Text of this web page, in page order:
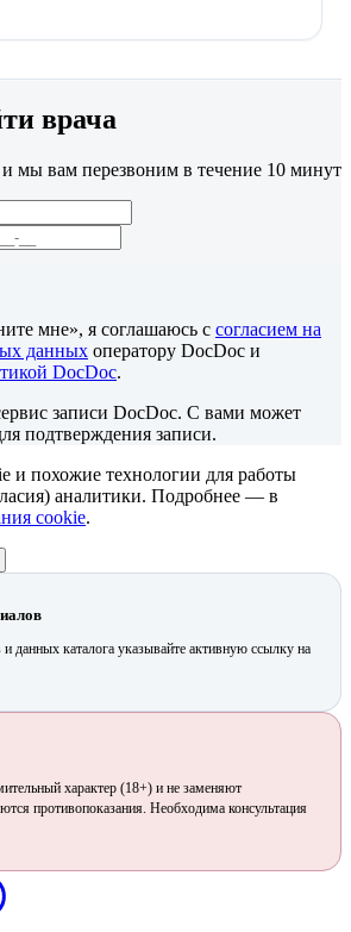
врача
мы вам перезвоним в течение 10 минут
мне», я соглашаюсь с согласием на
данных оператору DocDoc и
DocDoc.
записи DocDoc. С вами может
подтверждения записи.
и похожие технологии для работы
аналитики. Подробнее — в
cookie.
данных каталога указывайте активную ссылку на
характер (18+) и не заменяют
противопоказания. Необходима консультация